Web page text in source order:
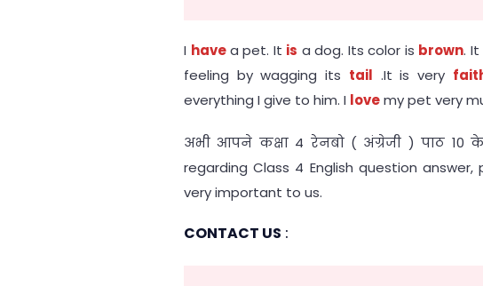
I havea pet. It is a dog. Its color is brown. It
feeling by wagging its tail .It is very
everything I give to him. I lovemy pet very
अभी आपने कक्षा 4 रेनबो ( अंग्रेजी ) पाठ 10
regarding Class 4 English question
very important to us.
CONTACT US :